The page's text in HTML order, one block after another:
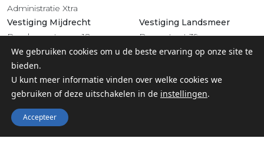
Volg ons
Administratie Xtra
Vestiging Mijdrecht
Rendementsweg 18
3641 SL Mijdrecht
0297 - 283 201
Vestiging Landsmeer
Dorpsstraat 39
1121 BV Landsmeer
We gebruiken cookies om u de beste ervaring op onze site te
bieden.
U kunt meer informatie vinden over welke cookies we
gebruiken of deze uitschakelen in de instellingen.
Accepteer